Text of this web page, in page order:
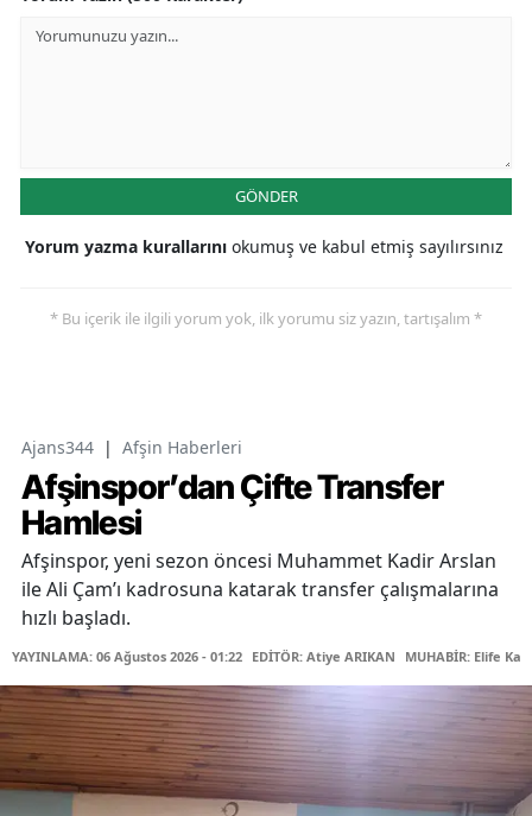
GÖNDER
Yorum yazma kurallarını okumuş ve kabul etmiş sayılırsınız
* Bu içerik ile ilgili yorum yok, ilk yorumu siz yazın, tartışalım *
Ajans344 | Afşin Haberleri
Afşinspor’dan Çifte Transfer
Hamlesi
Afşinspor, yeni sezon öncesi Muhammet Kadir Arslan
ile Ali Çam’ı kadrosuna katarak transfer çalışmalarına
hızlı başladı.
YAYINLAMA: 06 Ağustos 2026 - 01:22 EDİTÖR: Atiye ARIKAN MUHABİR: Elife